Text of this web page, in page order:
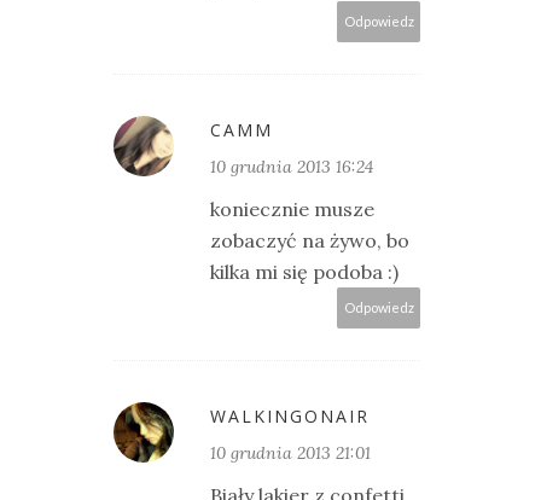
Odpowiedz
CAMM
10 grudnia 2013 16:24
koniecznie musze
zobaczyć na żywo, bo
kilka mi się podoba :)
Odpowiedz
WALKINGONAIR
10 grudnia 2013 21:01